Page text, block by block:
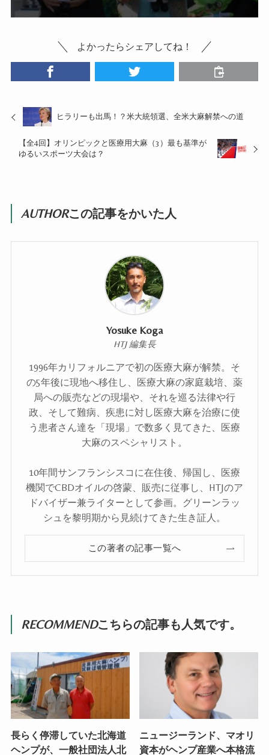
よかったらシェアしてね！
ヒラリーも出馬！？米大統領選、全米大麻解禁への道
【全4回】オリンピックと医療用大麻（3）最も基準が
ゆるいスポーツ大会は？
AUTHORこの記事をかいた人
Yosuke Koga
HTJ 編集長
1996年カリフォルニアで初の医療大麻が解禁。そ
の5年後に現地へ移住し、医療大麻の家庭栽培、薬
局への販売などの現場や、それを巡る法律や行
政、そして難病、疾患に対し医療大麻を治療に使
う患者さん達を「現場」で数多く見てきた、医療
大麻のスペシャリスト。
10年間サンフランシスコに在住後、帰国し、医療
機関でCBDオイルの啓蒙、販売に従事し、HTJのア
ドバイザー兼ライターとして参画。グリーンラッ
シュを黎明期から見続けてきた生き証人。
この著者の記事一覧へ
RECOMMENDこちらの記事も人気です。
長らく停滞していた北海道
ヘンプが、一般社団法人北
ニュージーランド、マオリ
資本がヘンプ産業へ本格流